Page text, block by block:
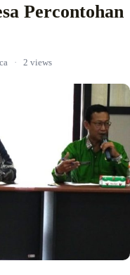
Percontohan
· 2 views